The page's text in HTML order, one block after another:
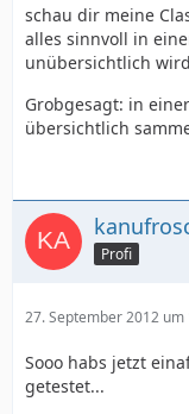
schau dir meine
alles sinnvoll in
unübersichtlich
Grobgesagt: in
übersichtlich
Profi
27. September 2012 um
Sooo habs jetzt
getestet...